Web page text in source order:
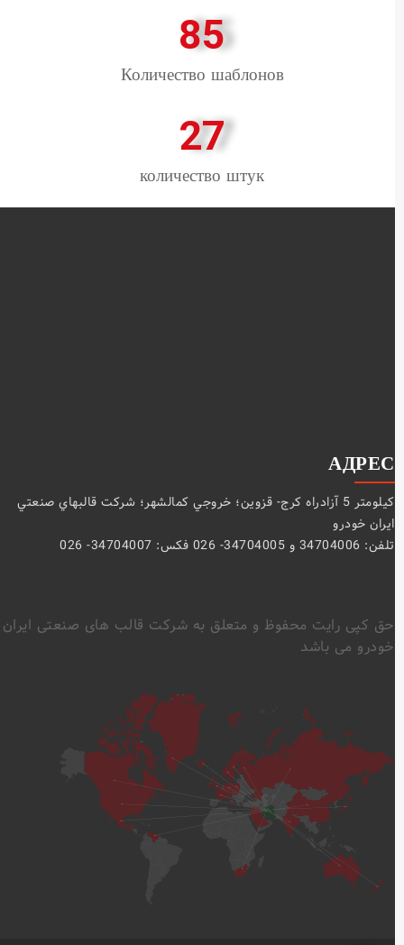
85
Количество шаблонов
27
количество штук
АДРЕС
كيلومتر 5 آزادراه كرج- قزوين؛ خروجي كمالشهر؛ شركت قالبهاي صنعتي
ايران خودرو
تلفن: 34704006 و 34704005- 026 فکس: 34704007- 026
حق کپی رایت محفوظ و متعلق به شرکت قالب های صنعتی ایران
خودرو می باشد